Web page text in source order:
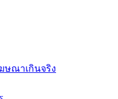
ษณาเกินจริง